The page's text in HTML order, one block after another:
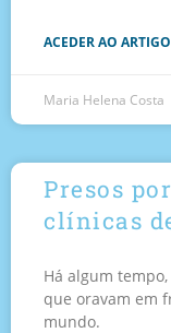
ACEDER AO
Maria Helena Costa
Presos
clínicas
Há algum
que oravam em
mundo.